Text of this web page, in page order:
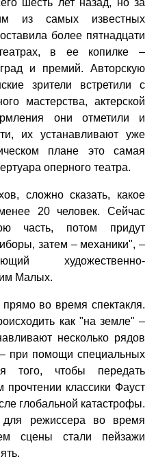
шесть лет назад, но за
из самых известных
более пятнадцати
в ее копилке –
и премий. Авторскую
зрители встретили с
мастерства, актерской
они отметили и
их устанавливают уже
плане это самая
оперного театра.
сложно сказать, какое
20 человек. Сейчас
часть, потом придут
затем – механики", –
художественно-
Малых.
во время спектакля.
как "на земле" –
несколько рядов
при помощи специальных
того, чтобы передать
классики Фауст
глобальной катастрофы.
для режиссера во время
сцены стали пейзажи